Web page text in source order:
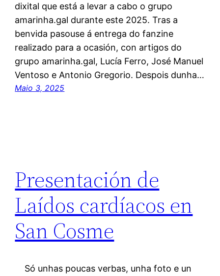
dixital que está a levar a cabo o grupo
amarinha.gal durante este 2025. Tras a
benvida pasouse á entrega do fanzine
realizado para a ocasión, con artigos do
grupo amarinha.gal, Lucía Ferro, José Manuel
Ventoso e Antonio Gregorio. Despois dunha…
Maio 3, 2025
Presentación de
Laídos cardíacos en
San Cosme
Só unhas poucas verbas, unha foto e un